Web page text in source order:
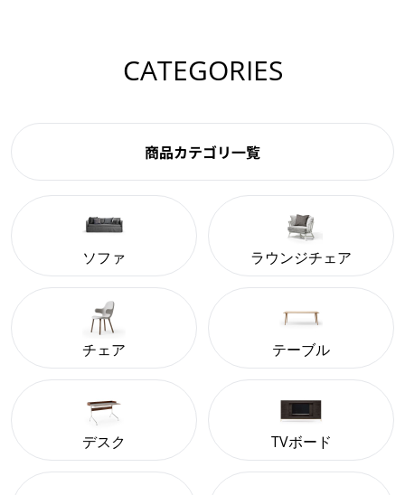
CATEGORIES
商品カテゴリ一覧
ソファ ラウンジチェア
チェア テーブル
デスク TVボード